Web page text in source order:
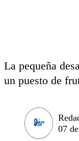
La pequeña
un puesto de
07